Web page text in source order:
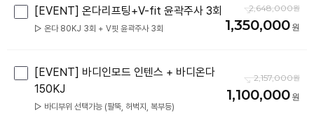
[EVENT] 온다리프팅+V-fit 윤곽주사 3회
▷ 온다 80KJ 3회 + V핏 윤곽주사 3회
2,648,000
1,350,000
[EVENT] 바디인모드 인텐스 + 바디온다
150KJ
▷ 바디부위 선택가능 (팔뚝, 허벅지, 복부등)
2,157,000
1,100,000